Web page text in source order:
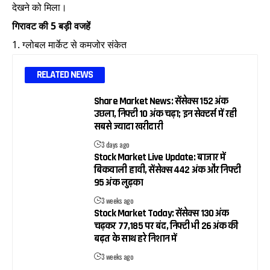
देखने को मिला।
गिरावट की 5 बड़ी वजहें
1. ग्लोबल मार्केट से कमजोर संकेत
RELATED NEWS
Share Market News: सेंसेक्स 152 अंक
उछला, निफ्टी 10 अंक चढ़ा; इन सेक्टर्स में रही
सबसे ज्यादा खरीदारी
3 days ago
Stock Market Live Update: बाजार में
बिकवाली हावी, सेंसेक्स 442 अंक और निफ्टी
95 अंक लुढ़का
3 weeks ago
Stock Market Today: सेंसेक्स 130 अंक
चढ़कर 77,185 पर बंद, निफ्टी भी 26 अंक की
बढ़त के साथ हरे निशान में
3 weeks ago